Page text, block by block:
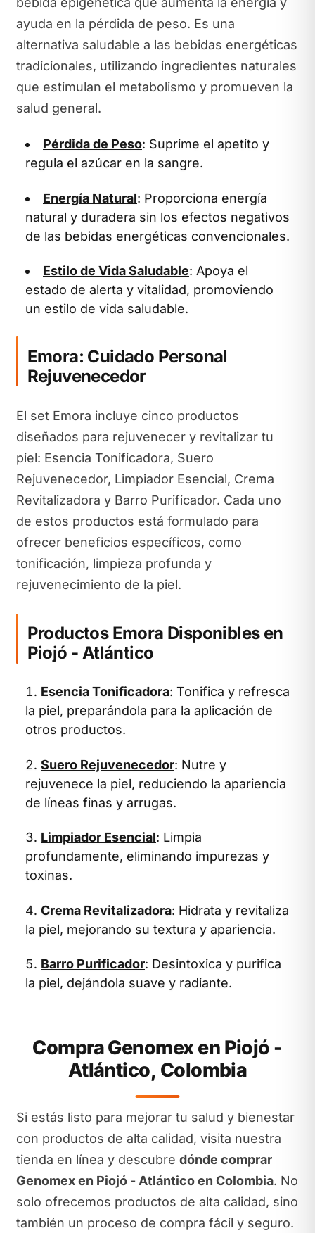
ayuda en la pérdida de peso. Es una
alternativa saludable a las bebidas energéticas
tradicionales, utilizando ingredientes naturales
que estimulan el metabolismo y promueven la
salud general.
Pérdida de Peso: Suprime el apetito y
regula el azúcar en la sangre.
Energía Natural: Proporciona energía
natural y duradera sin los efectos negativos
de las bebidas energéticas convencionales.
Estilo de Vida Saludable: Apoya el
estado de alerta y vitalidad, promoviendo
un estilo de vida saludable.
Emora: Cuidado Personal
Rejuvenecedor
El set Emora incluye cinco productos
diseñados para rejuvenecer y revitalizar tu
piel: Esencia Tonificadora, Suero
Rejuvenecedor, Limpiador Esencial, Crema
Revitalizadora y Barro Purificador. Cada uno
de estos productos está formulado para
ofrecer beneficios específicos, como
tonificación, limpieza profunda y
rejuvenecimiento de la piel.
Productos Emora Disponibles en
Piojó - Atlántico
Esencia Tonificadora: Tonifica y refresca
la piel, preparándola para la aplicación de
otros productos.
Suero Rejuvenecedor: Nutre y
rejuvenece la piel, reduciendo la apariencia
de líneas finas y arrugas.
Limpiador Esencial: Limpia
profundamente, eliminando impurezas y
toxinas.
Crema Revitalizadora: Hidrata y revitaliza
la piel, mejorando su textura y apariencia.
Barro Purificador: Desintoxica y purifica
la piel, dejándola suave y radiante.
Compra Genomex en Piojó -
Atlántico, Colombia
Si estás listo para mejorar tu salud y bienestar
con productos de alta calidad, visita nuestra
tienda en línea y descubre dónde comprar
Genomex en Piojó - Atlántico en Colombia. No
solo ofrecemos productos de alta calidad, sino
también un proceso de compra fácil y seguro.